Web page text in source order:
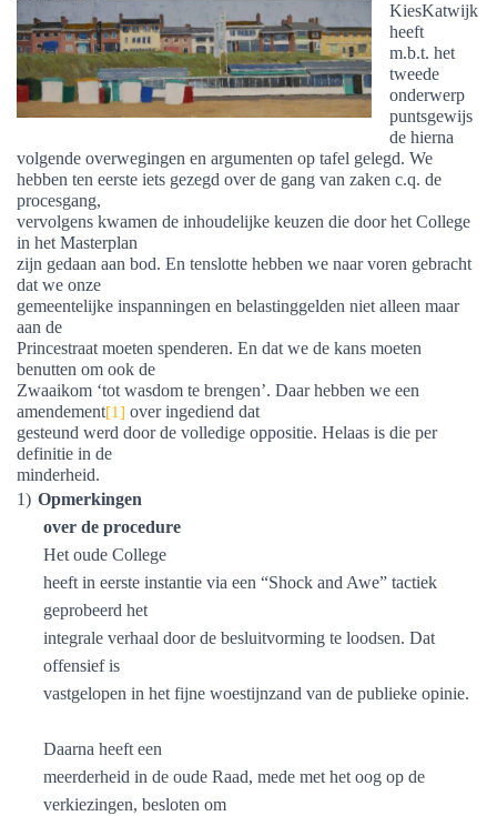
KiesKatwijk
heeft
m.b.t. het
tweede
onderwerp
puntsgewijs
de hierna
volgende overwegingen en argumenten op tafel gelegd. We
hebben ten eerste iets gezegd over de gang van zaken c.q. de
procesgang,
vervolgens kwamen de inhoudelijke keuzen die door het College
in het Masterplan
zijn gedaan aan bod. En tenslotte hebben we naar voren gebracht
dat we onze
gemeentelijke inspanningen en belastinggelden niet alleen maar
aan de
Princestraat moeten spenderen. En dat we de kans moeten
benutten om ook de
Zwaaikom ‘tot wasdom te brengen’. Daar hebben we een
amendement[1] over ingediend dat
gesteund werd door de volledige oppositie. Helaas is die per
definitie in de
minderheid.
1) Opmerkingen
over de procedure
Het oude College
heeft in eerste instantie via een “Shock and Awe” tactiek
geprobeerd het
integrale verhaal door de besluitvorming te loodsen. Dat
offensief is
vastgelopen in het fijne woestijnzand van de publieke opinie.
Daarna heeft een
meerderheid in de oude Raad, mede met het oog op de
verkiezingen, besloten om